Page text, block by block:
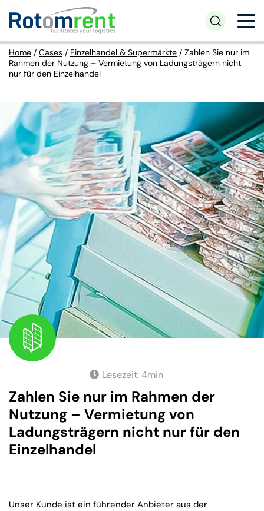
Home / Cases / Einzelhandel & Supermärkte / Zahlen Sie nur im
Rahmen der Nutzung – Vermietung von Ladungsträgern nicht
nur für den Einzelhandel
Lesezeit:4min
Zahlen Sie nur im Rahmen der
Nutzung – Vermietung von
Ladungsträgern nicht nur für den
Einzelhandel
Unser Kunde ist ein führender Anbieter aus der